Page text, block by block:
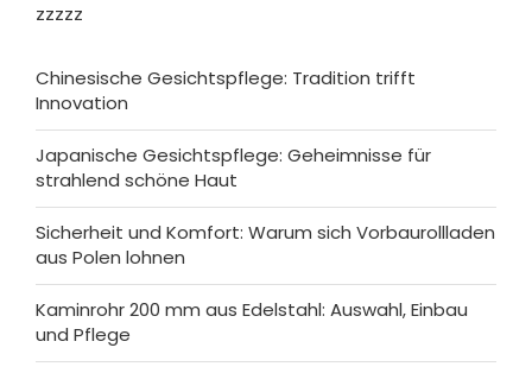
zzzzz
Chinesische Gesichtspflege: Tradition trifft
Innovation
Japanische Gesichtspflege: Geheimnisse für
strahlend schöne Haut
Sicherheit und Komfort: Warum sich Vorbaurollladen
aus Polen lohnen
Kaminrohr 200 mm aus Edelstahl: Auswahl, Einbau
und Pflege